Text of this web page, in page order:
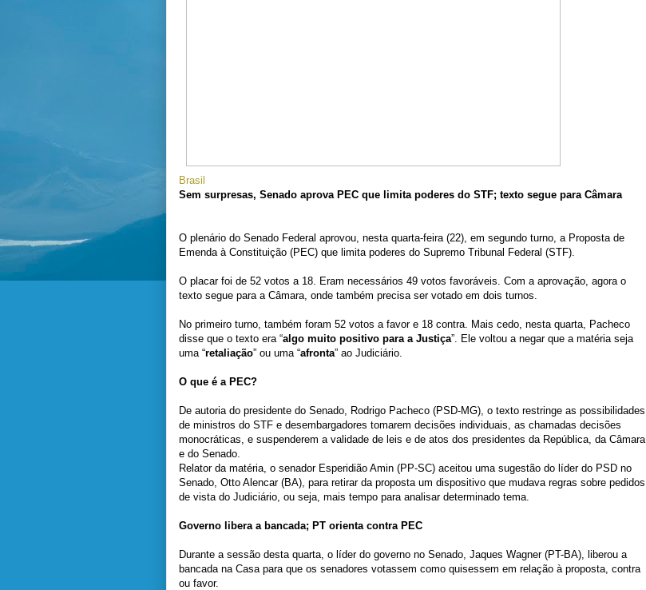
Brasil
Sem surpresas, Senado aprova PEC que limita poderes do STF; texto segue para Câmara
O plenário do Senado Federal aprovou, nesta quarta-feira (22), em segundo turno, a Proposta de
Emenda à Constituição (PEC) que limita poderes do Supremo Tribunal Federal (STF).
O placar foi de 52 votos a 18. Eram necessários 49 votos favoráveis. Com a aprovação, agora o
texto segue para a Câmara, onde também precisa ser votado em dois turnos.
No primeiro turno, também foram 52 votos a favor e 18 contra. Mais cedo, nesta quarta, Pacheco
disse que o texto era “algo muito positivo para a Justiça”. Ele voltou a negar que a matéria seja
uma “retaliação” ou uma “afronta” ao Judiciário.
O que é a PEC?
De autoria do presidente do Senado, Rodrigo Pacheco (PSD-MG), o texto restringe as possibilidades
de ministros do STF e desembargadores tomarem decisões individuais, as chamadas decisões
monocráticas, e suspenderem a validade de leis e de atos dos presidentes da República, da Câmara
e do Senado.
Relator da matéria, o senador Esperidião Amin (PP-SC) aceitou uma sugestão do líder do PSD no
Senado, Otto Alencar (BA), para retirar da proposta um dispositivo que mudava regras sobre pedidos
de vista do Judiciário, ou seja, mais tempo para analisar determinado tema.
Governo libera a bancada; PT orienta contra PEC
Durante a sessão desta quarta, o líder do governo no Senado, Jaques Wagner (PT-BA), liberou a
bancada na Casa para que os senadores votassem como quisessem em relação à proposta, contra
ou favor.